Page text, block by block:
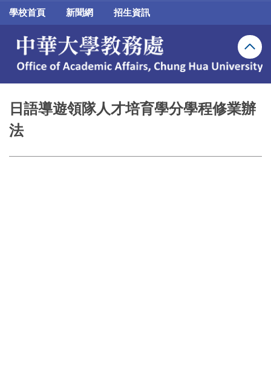
跳
區
學校首頁 新聞網 招生資訊
日語導遊領隊人才培育學分學程修業辦
法